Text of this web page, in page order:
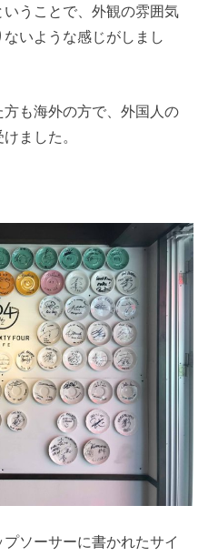
うことで、外観の雰囲気
いような感じがしまし
も海外の方で、外国人の
ました。
ソーサーに書かれたサイ